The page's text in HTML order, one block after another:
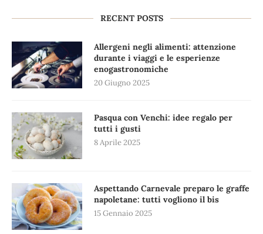
RECENT POSTS
Allergeni negli alimenti: attenzione
durante i viaggi e le esperienze
enogastronomiche
20 Giugno 2025
Pasqua con Venchi: idee regalo per
tutti i gusti
8 Aprile 2025
Aspettando Carnevale preparo le graffe
napoletane: tutti vogliono il bis
15 Gennaio 2025